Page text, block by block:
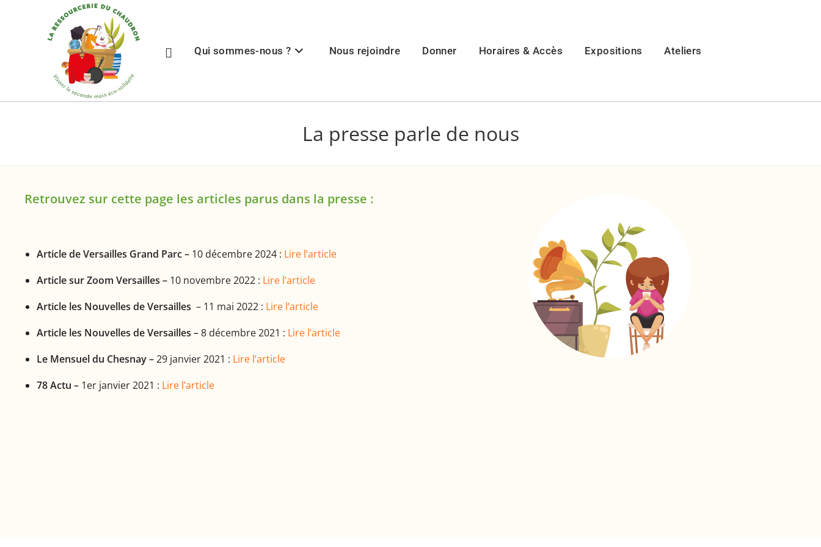
Qui sommes-nous ? Nous rejoindre Donner Horaires & Accès Expositions Ateliers
La presse parle de nous
Retrouvez sur cette page les articles parus dans la presse :
Article de Versailles Grand Parc – 10 décembre 2024 : Lire l’article
Article sur Zoom Versailles – 10 novembre 2022 : Lire l’article
Article les Nouvelles de Versailles – 11 mai 2022 : Lire l’article
Article les Nouvelles de Versailles –8 décembre 2021 : Lire l’article
Le Mensuel du Chesnay –29 janvier 2021 : Lire l’article
78 Actu – 1er janvier 2021 : Lire l’article